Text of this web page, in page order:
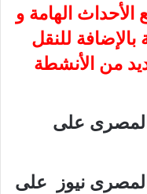
الأحداث الهامة و
بالإضافة للنقل
من الأنشطة
المصرى على
المصرى نيوز على